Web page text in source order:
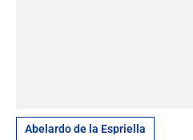
Abelardo de la Espriella